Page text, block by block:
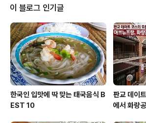
스, 아닐까요? 통영 미륵산 케이블카 근처에 자리 잡은 루
지 체험장으로 함께 떠나보시죠! 아시아 최장 트랙의 루지
를 통영에서 즐긴다! #통영루지 오전 10시에서 오후 5시
까지 운영되는 루지 체험장에는 이른 아침부터 관광객들
인산인해를 이룹니다. 주말 아침 루지 체험을 위해 대기
인 방문객들, 정말..
이 블로그 인기글
한국인 입맛에 딱 맞는 태국음식 B
EST 10
판교 데이트코스
에서 화랑